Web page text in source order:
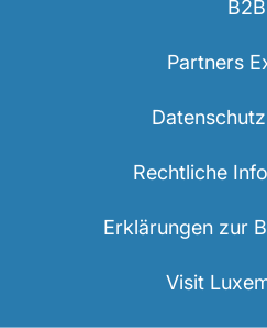
B2B
Partners
Rechtliche
Erklärungen zur
Visit